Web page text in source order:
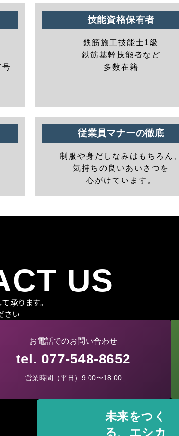
技能資格保有者
鉄筋施工技能士1級
鉄筋基幹技能者など
多数在籍
従業員マナーの徹底
制服や身だしなみはもちろん、
気持ちの良いあいさつを
心がけています。
US
承ります。
さい
お電話でのお問い合わせ
tel. 077-548-8652
営業時間（平日）9:00〜18:00
未来をつく
る、エシカ